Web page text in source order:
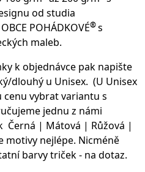
od studia
POHÁDKOVÉ®s
maleb.
k objednávce pak napište
dlouhý u Unisex. (U Unisex
vybrat variantu s
jednu z námi
Černá | Mátová | Růžová |
motivy nejlépe. Nicméně
barvy triček - na dotaz.